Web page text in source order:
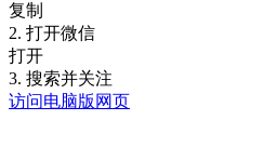
复制
2. 打开微信
打开
3. 搜索并关注
访问电脑版网页